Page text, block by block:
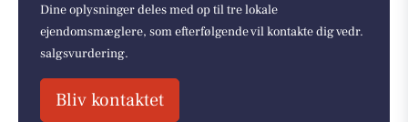
Dine oplysninger deles med op til tre lokale
ejendomsmæglere, som efterfølgende vil kontakte dig vedr.
salgsvurdering.
Bliv kontaktet